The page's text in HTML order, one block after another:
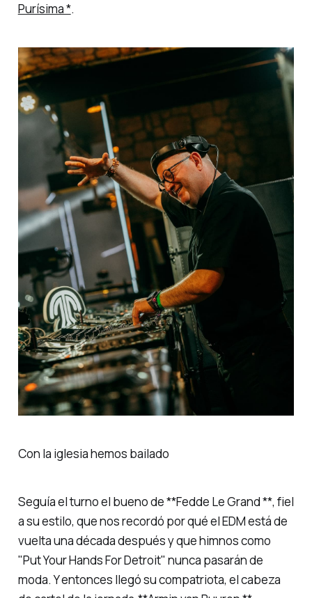
Purísima *.
Con la iglesia hemos bailado
Seguía el turno el bueno de **Fedde Le Grand **, fiel
a su estilo, que nos recordó por qué el EDM está de
vuelta una década después y que himnos como
"Put Your Hands For Detroit" nunca pasarán de
moda. Y entonces llegó su compatriota, el cabeza